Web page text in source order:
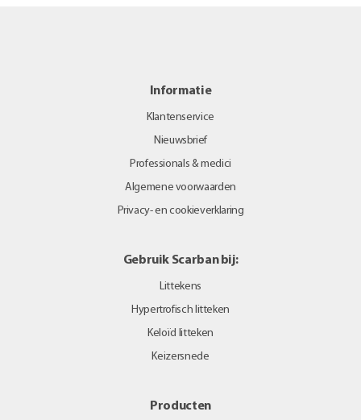
Informatie
Klantenservice
Nieuwsbrief
Professionals & medici
Algemene voorwaarden
Privacy- en cookieverklaring
Gebruik Scarban bij:
Littekens
Hypertrofisch litteken
Keloïd litteken
Keizersnede
Producten